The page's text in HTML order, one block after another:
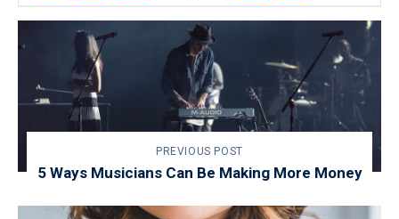
PREVIOUS POST
5 Ways Musicians Can Be Making More Money